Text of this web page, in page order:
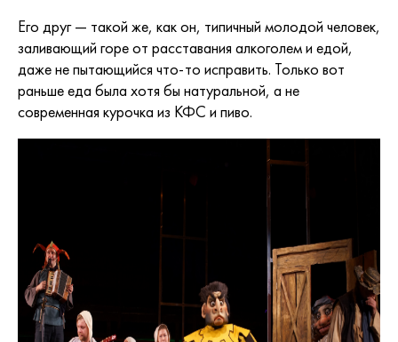
Его друг — такой же, как он, типичный молодой человек,
заливающий горе от расставания алкоголем и едой,
даже не пытающийся что-то исправить. Только вот
раньше еда была хотя бы натуральной, а не
современная курочка из КФС и пиво.